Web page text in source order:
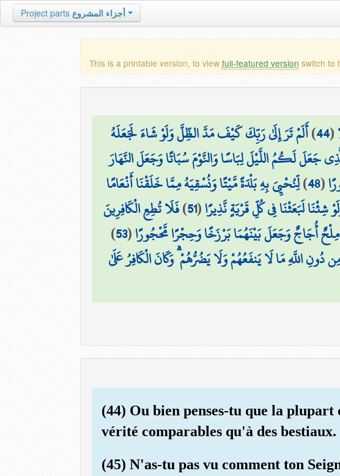
Project parts أجزاء المشروع
This is a printable version, to view full-featured version switch to
(
44
)أَلَمْ تَرَ إِلَىٰ رَبِّكَ كَيْفَ مَدَّ الظِّلَّ وَلَوْ شَاءَ لَجَعَلَهُ
جَعَلَ لَكُمُ اللَّيْلَ لِبَاسًا وَالنَّوْمَ سُبَاتًا وَجَعَلَ النَّهَارَ
(
48
)لِّنُحْيِيَ بِهِ بَلْدَةً مَّيْتًا وَنُسْقِيَهُ مِمَّا خَلَقْنَا أَنْعَامًا
شِئْنَا لَبَعَثْنَا فِي كُلِّ قَرْيَةٍ نَّذِيرًا(
51
)فَلَا تُطِعِ الْكَافِرِينَ
أُجَاجٌ وَجَعَلَ بَيْنَهُمَا بَرْزَخًا وَحِجْرًا مَّحْجُورًا(
53
)
دُونِ اللَّهِ مَا لَا يَنفَعُهُمْ وَلَا يَضُرُّهُمْ ۗ وَكَانَ الْكَافِرُ عَلَىٰ
(44) Ou bien penses-tu que la
vérité comparables qu'à des
(45) N'as-tu pas vu comment ton